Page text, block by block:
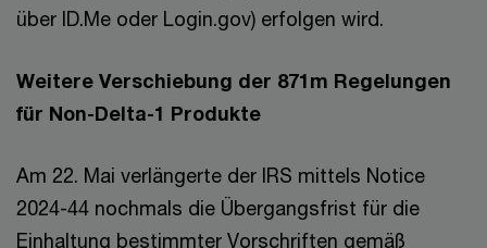
über ID.Me oder Login.gov) erfolgen wird.
Weitere Verschiebung der 871m Regelungen
für Non-Delta-1 Produkte
Am 22. Mai verlängerte der IRS mittels Notice
2024-44 nochmals die Übergangsfrist für die
Einhaltung bestimmter Vorschriften gemäß